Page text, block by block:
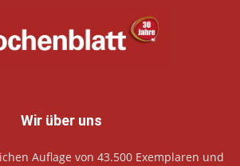
Wir über uns
Auflage von 43.500 Exemplaren und